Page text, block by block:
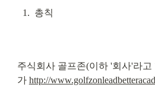
총칙
주식회사 골프존(이하 '회사'라
가 http://